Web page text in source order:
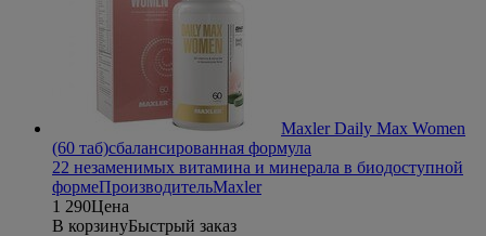
Maxler Daily Max Women
(60 таб)сбалансированная формула
22 незаменимых витамина и минерала в биодоступной
формеПроизводительMaxler
1 290Цена
В корзинуБыстрый заказ